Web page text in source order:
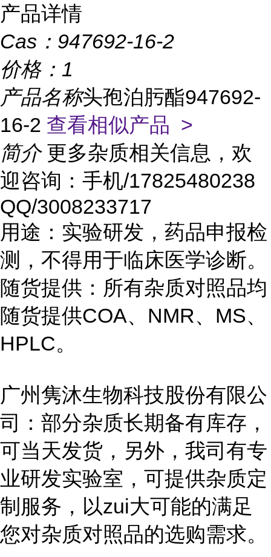
产品详情
Cas： 947692-16-2
价格： 1
产品名称头孢泊肟酯947692-
16-2 查看相似产品 >
简介 更多杂质相关信息，欢
迎咨询：手机/17825480238
QQ/3008233717
用途：实验研发，药品申报检
测，不得用于临床医学诊断。
随货提供：所有杂质对照品均
随货提供COA、NMR、MS、
HPLC。
广州隽沐生物科技股份有限公
司：部分杂质长期备有库存，
可当天发货，另外，我司有专
业研发实验室，可提供杂质定
制服务，以zui大可能的满足
您对杂质对照品的选购需求。